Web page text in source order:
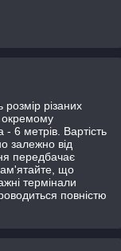
різаних
окремому
6 метрів. Вартість
залежно від
передбачає
що
термінали
повністю